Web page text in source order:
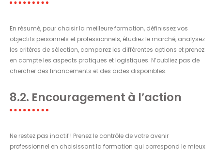
En résumé, pour choisir la meilleure formation, définissez vos
objectifs personnels et professionnels, étudiez le marché, analysez
les critères de sélection, comparez les différentes options et prenez
en compte les aspects pratiques et logistiques. N’oubliez pas de
chercher des financements et des aides disponibles.
8.2. Encouragement à l’action
Ne restez pas inactif ! Prenez le contrôle de votre avenir
professionnel en choisissant la formation qui correspond le mieux